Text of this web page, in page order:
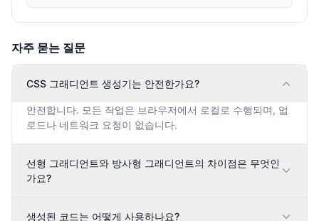
자주 묻는 질문
CSS 그래디언트 생성기는 안전한가요?
안전합니다. 모든 작업은 브라우저에서 로컬로 수행되며, 업
로드나 네트워크 요청이 없습니다.
선형 그래디언트와 방사형 그래디언트의 차이점은 무엇인
가요?
생성된 코드는 어떻게 사용하나요?